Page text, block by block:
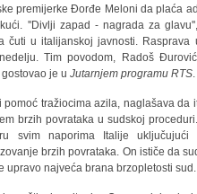
premijerke Đorđe Meloni da plaća
''Divlji zapad - nagrada za
u italijanskoj javnosti. Rasprava
Tim povodom, Radoš
gostovao je uJutarnjem programu RTS.
tražiocima azila, naglašava da
brzih povrataka u sudskoj
svim naporima Italije uključujući
brzih povrataka. On ističe da
upravo najveća brana brzopletosti sud.